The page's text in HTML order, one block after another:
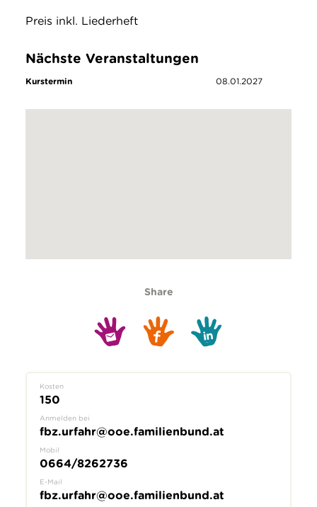
Preis inkl. Liederheft
Nächste Veranstaltungen
Kurstermin 08.01.2027
Share
Kosten
150
Anmelden bei
fbz.urfahr@ooe.familienbund.at
Mobil
0664/8262736
E-Mail
fbz.urfahr@ooe.familienbund.at